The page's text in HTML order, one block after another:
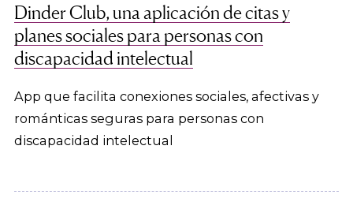
Dinder Club, una aplicación de citas y
planes sociales para personas con
discapacidad intelectual
App que facilita conexiones sociales, afectivas y
románticas seguras para personas con
discapacidad intelectual